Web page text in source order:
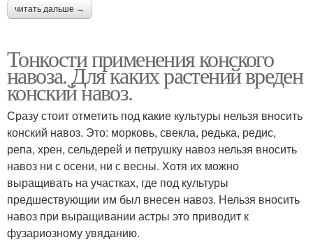
читать дальше →
Тонкости применения конского
навоза. Для каких растений вреден
конский навоз.
Сразу стоит отметить под какие культуры нельзя вносить
конский навоз. Это: морковь, свекла, редька, редис,
репа, хрен, сельдерей и петрушку навоз нельзя вносить
навоз ни с осени, ни с весны. Хотя их можно
выращивать на участках, где под культуры
предшествующии им был внесен навоз. Нельзя вносить
навоз при выращивании астры это приводит к
фузариозному увяданию.